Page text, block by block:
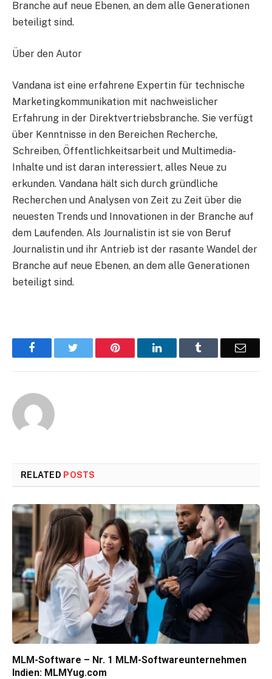
Branche auf neue Ebenen, an dem alle Generationen
beteiligt sind.
Über den Autor
Vandana ist eine erfahrene Expertin für technische
Marketingkommunikation mit nachweislicher
Erfahrung in der Direktvertriebsbranche. Sie verfügt
über Kenntnisse in den Bereichen Recherche,
Schreiben, Öffentlichkeitsarbeit und Multimedia-
Inhalte und ist daran interessiert, alles Neue zu
erkunden. Vandana hält sich durch gründliche
Recherchen und Analysen von Zeit zu Zeit über die
neuesten Trends und Innovationen in der Branche auf
dem Laufenden. Als Journalistin ist sie von Beruf
Journalistin und ihr Antrieb ist der rasante Wandel der
Branche auf neue Ebenen, an dem alle Generationen
beteiligt sind.
Facebook Pinterest LinkedIn Email
RELATED POSTS
MLM-Software – Nr. 1 MLM-Softwareunternehmen
Indien: MLMYug.com